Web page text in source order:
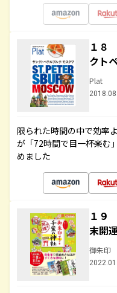
１８
クト
Plat
限られた時間の中で効率
が「72時間で目一杯楽む
めました
１９
末開
御朱印